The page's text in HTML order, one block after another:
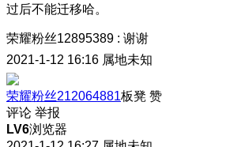
过后不能迁移哈。
荣耀粉丝12895389 : 谢谢
2021-1-12 16:16 属地未知
荣耀粉丝212064881板凳 赞
评论 举报
LV6浏览器